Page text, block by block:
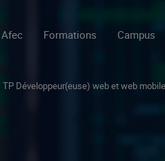
Formations Campus
Développeur(euse) web et web mobile